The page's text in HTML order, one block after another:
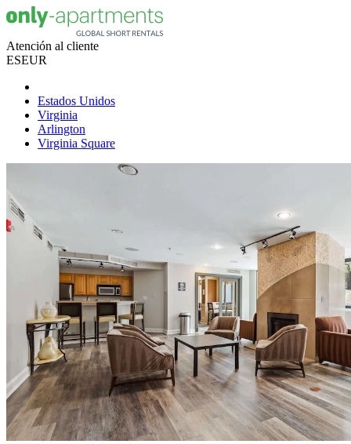
Atención al cliente
ESEUR
Estados Unidos
Virginia
Arlington
Virginia Square